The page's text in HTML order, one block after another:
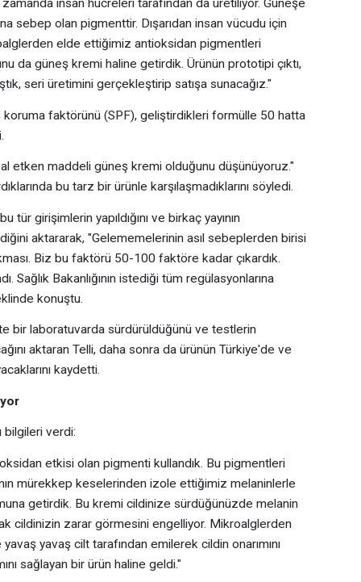
insan hücreleri tarafından da üretiliyor. Güneşe
sebep olan pigmenttir. Dışarıdan insan vücudu için
elde ettiğimiz antioksidan pigmentleri
da güneş kremi haline getirdik. Ürünün prototipi çıktı,
seri üretimini gerçekleştirip satışa sunacağız."
koruma faktörünü (SPF), geliştirdikleri formülle 50 hatta
etken maddeli güneş kremi olduğunu düşünüyoruz."
bu tarz bir ürünle karşılaşmadıklarını söyledi.
girişimlerin yapıldığını ve birkaç yayının
aktararak, "Gelememelerinin asıl sebeplerden birisi
Biz bu faktörü 50-100 faktöre kadar çıkardık.
Bakanlığının istediği tüm regülasyonlarına
konuştu.
bir laboratuvarda sürdürüldüğünü ve testlerin
aktaran Telli, daha sonra da ürünün Türkiye'de ve
kaydetti.
bilgileri verdi:
etkisi olan pigmenti kullandık. Bu pigmentleri
mürekkep keselerinden izole ettiğimiz melaninlerle
getirdik. Bu kremi cildinize sürdüğünüzde melanin
cildinizin zarar görmesini engelliyor. Mikroalglerden
yavaş cilt tarafından emilerek cildin onarımını
sağlayan bir ürün haline geldi."